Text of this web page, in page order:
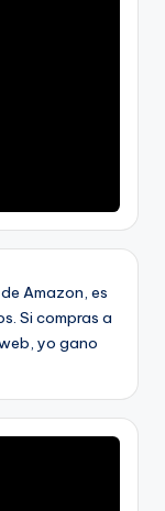
Amazon, es
Si compras a
yo gano